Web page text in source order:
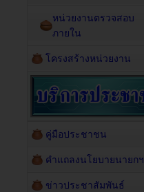
หน่วยงานตรวจสอบ
ภายใน
โครงสร้างหน่วยงาน
คู่มือประชาชน
คำแถลงนโยบายนายกฯ
ข่าวประชาสัมพันธ์